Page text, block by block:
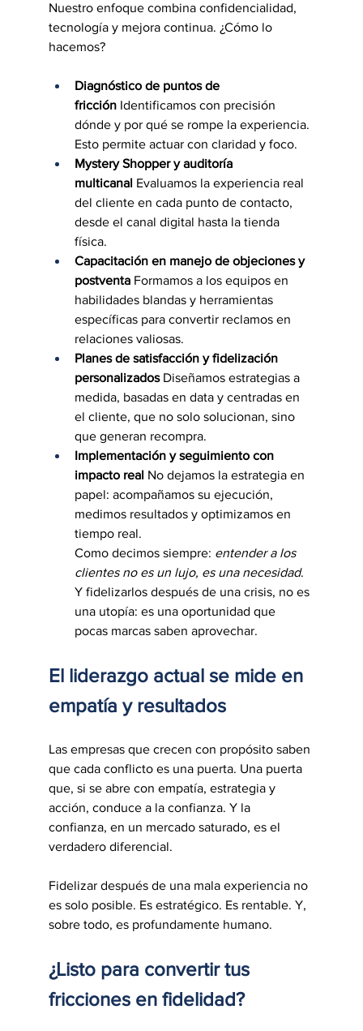
Nuestro enfoque combina confidencialidad,
tecnología y mejora continua. ¿Cómo lo
hacemos?
Diagnóstico de puntos de
fricción Identificamos con precisión
dónde y por qué se rompe la experiencia.
Esto permite actuar con claridad y foco.
Mystery Shopper y auditoría
multicanal Evaluamos la experiencia real
del cliente en cada punto de contacto,
desde el canal digital hasta la tienda
física.
Capacitación en manejo de objeciones y
postventa Formamos a los equipos en
habilidades blandas y herramientas
específicas para convertir reclamos en
relaciones valiosas.
Planes de satisfacción y fidelización
personalizados Diseñamos estrategias a
medida, basadas en data y centradas en
el cliente, que no solo solucionan, sino
que generan recompra.
Implementación y seguimiento con
impacto real No dejamos la estrategia en
papel: acompañamos su ejecución,
medimos resultados y optimizamos en
tiempo real.
Como decimos siempre: entender a los
clientes no es un lujo, es una necesidad.
Y fidelizarlos después de una crisis, no es
una utopía: es una oportunidad que
pocas marcas saben aprovechar.
El liderazgo actual se mide en
empatía y resultados
Las empresas que crecen con propósito saben
que cada conflicto es una puerta. Una puerta
que, si se abre con empatía, estrategia y
acción, conduce a la confianza. Y la
confianza, en un mercado saturado, es el
verdadero diferencial.
Fidelizar después de una mala experiencia no
es solo posible. Es estratégico. Es rentable. Y,
sobre todo, es profundamente humano.
¿Listo para convertir tus
fricciones en fidelidad?